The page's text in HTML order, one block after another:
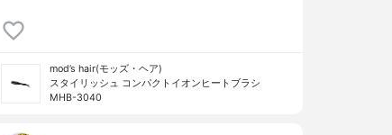
mod’s hair(モッズ・ヘア)
スタイリッシュ コンパクトイオンヒートブラシ
MHB-3040